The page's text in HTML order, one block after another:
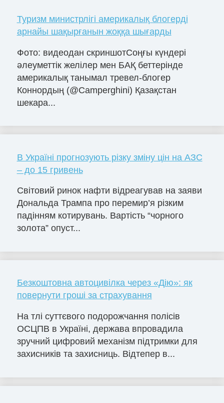
Туризм министрлігі америкалық блогерді
арнайы шақырғанын жоққа шығарды
Фото: видеодан скриншотСоңғы күндері
әлеуметтік желілер мен БАҚ беттерінде
америкалық танымал тревел-блогер
Коннордың (@Camperghini) Қазақстан
шекара...
В Україні прогнозують різку зміну цін на АЗС
– до 15 гривень
Світовий ринок нафти відреагував на заяви
Дональда Трампа про перемир’я різким
падінням котирувань. Вартість “чорного
золота” опуст...
Безкоштовна автоцивілка через «Дію»: як
повернути гроші за страхування
На тлі суттєвого подорожчання полісів
ОСЦПВ в Україні, держава впровадила
зручний цифровий механізм підтримки для
захисників та захисниць. Відтепер в...